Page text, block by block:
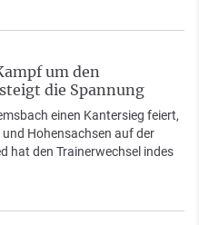
um den
die Spannung
einen Kantersieg feiert,
Hohensachsen auf der
hat den Trainerwechsel indes